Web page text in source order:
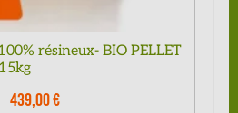
résineux- BIO PELLET
439,00 €